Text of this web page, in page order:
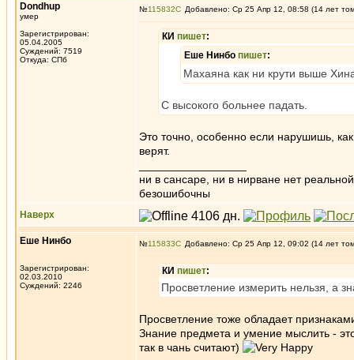
Dondhup
умер
Зарегистрирован:
05.04.2005
Суждений: 7519
Откуда: СПб
№115832 Добавлено: Ср 25 Апр 12, 08:58 (14 лет
КИ пишет:
Еше Нинбо пишет:
Махаяна как ни крути выше
С высокого больнее падать.
Это точно, особенно если нарушишь,
верят.
ни в сансаре, ни в нирване нет
безошибочны
Наверх
Еше Нинбо
Зарегистрирован:
02.03.2010
Суждений: 2246
№115833 Добавлено: Ср 25 Апр 12, 09:02 (14 лет
КИ пишет:
Просветление измерить нельзя, а
Просветление тоже обладает
Знание предмета и умение мыслить -
так в чань считают)